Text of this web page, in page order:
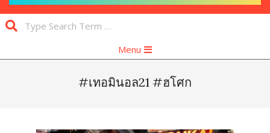
Unseen
Thinthai
Navigation
Menu
#เทอมินอล21 #ฮโศก